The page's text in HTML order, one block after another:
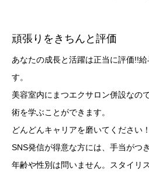
頑張りをきちんと評価
あなたの成長と活躍は正当に評価!!
す。
美容室内にまつエクサロン併設なの
術を学ぶことができます。
どんどんキャリアを磨いてください！
SNS発信が得意な方には、手当がつ
年齢や性別は問いません。スタイリ